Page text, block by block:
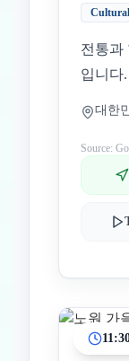
Cultural
전통과
입니다.
대한
Source: